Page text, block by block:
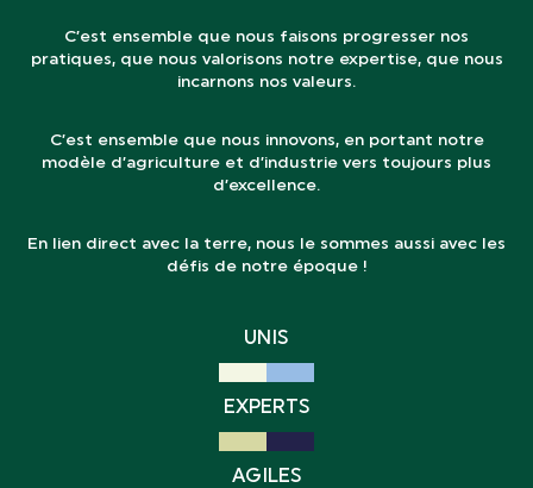
C’est ensemble que nous faisons progresser nos
pratiques, que nous valorisons notre expertise, que nous
incarnons nos valeurs.
C’est ensemble que nous innovons, en portant notre
modèle d’agriculture et d’industrie vers toujours plus
d’excellence.
En lien direct avec la terre, nous le sommes aussi avec les
défis de notre époque !
UNIS
EXPERTS
AGILES